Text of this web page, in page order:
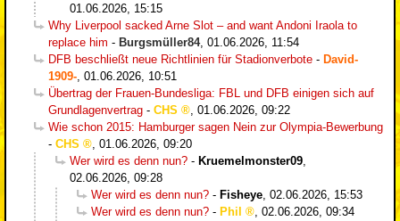
01.06.2026, 15:15
Why Liverpool sacked Arne Slot – and want Andoni Iraola to
replace him - Burgsmüller84, 01.06.2026, 11:54
DFB beschließt neue Richtlinien für Stadionverbote - David-
1909-, 01.06.2026, 10:51
Übertrag der Frauen-Bundesliga: FBL und DFB einigen sich auf
Grundlagenvertrag - CHS , 01.06.2026, 09:22
Wie schon 2015: Hamburger sagen Nein zur Olympia-Bewerbung
- CHS , 01.06.2026, 09:20
Wer wird es denn nun? - Kruemelmonster09,
02.06.2026, 09:28
Wer wird es denn nun? - Fisheye, 02.06.2026, 15:53
Wer wird es denn nun? - Phil , 02.06.2026, 09:34